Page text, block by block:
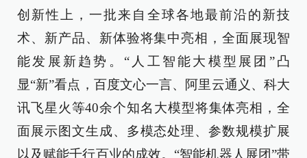
创新性上，一批来自全球各地最前沿的新技
术、新产品、新体验将集中亮相，全面展现智
能发展新趋势。“人工智能大模型展团”凸
显“新”看点，百度文心一言、阿里云通义、科大
讯飞星火等40余个知名大模型将集体亮相，全
面展示图文生成、多模态处理、参数规模扩展
以及赋能千行百业的成效。“智能机器人展团”带